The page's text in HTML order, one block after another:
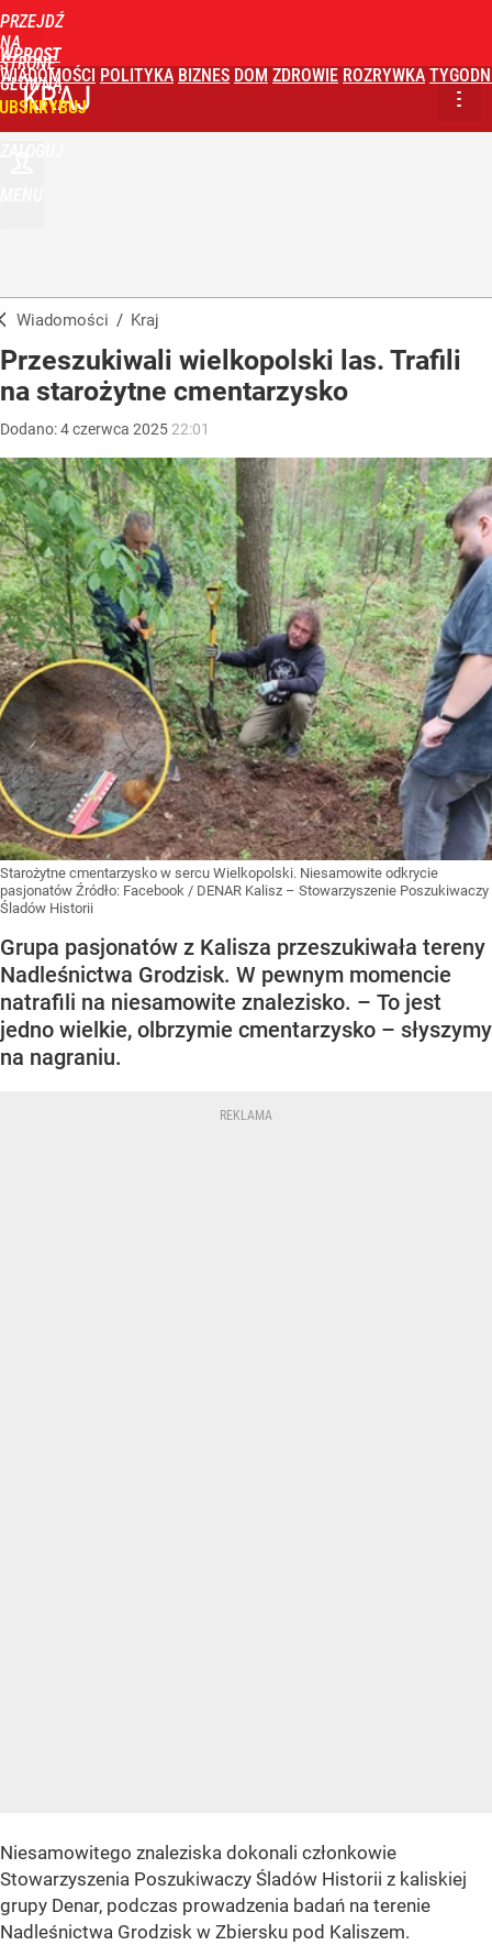
PRZEJDŹ
NA
STRONĘ
GŁÓWNĄ
WPROST
WIADOMOŚCI POLITYKA BIZNES DOM ZDROWIE ROZRYWKA
KRAJ
Wiadomości / Kraj
Przeszukiwali wielkopolski las. Trafili
na starożytne cmentarzysko
Dodano:4czerwca 2025 22:01
Starożytne cmentarzysko w sercu Wielkopolski. Niesamowite odkrycie
pasjonatów Źródło: Facebook / DENAR Kalisz – Stowarzyszenie Poszukiwaczy
Śladów Historii
Grupa pasjonatów z Kalisza przeszukiwała tereny
Nadleśnictwa Grodzisk. W pewnym momencie
natrafili na niesamowite znalezisko. – To jest
jedno wielkie, olbrzymie cmentarzysko – słyszymy
na nagraniu.
Niesamowitego znaleziska dokonali członkowie
Stowarzyszenia Poszukiwaczy Śladów Historii z kaliskiej
grupy Denar, podczas prowadzenia badań na terenie
Nadleśnictwa Grodzisk w Zbiersku pod Kaliszem.